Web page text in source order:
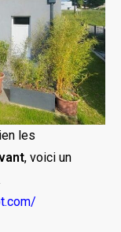
les
, voici un